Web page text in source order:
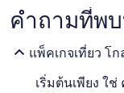
คำถามที่พ
แพ็คเกจเที่ยว โ
เริ่มต้นเพียง ใ